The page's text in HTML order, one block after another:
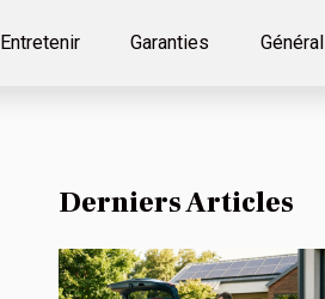
Entretenir Garanties Général
Derniers Articles